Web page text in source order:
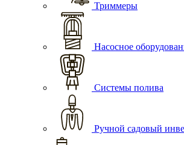
Триммеры
Насосное
Системы полива
Ручной садовый